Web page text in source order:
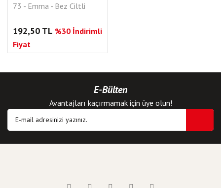
73 - Emma - Bez Ciltli
192,50 TL %30 İndirimli
Fiyat
E-Bülten
Avantajları kaçırmamak için üye olun!